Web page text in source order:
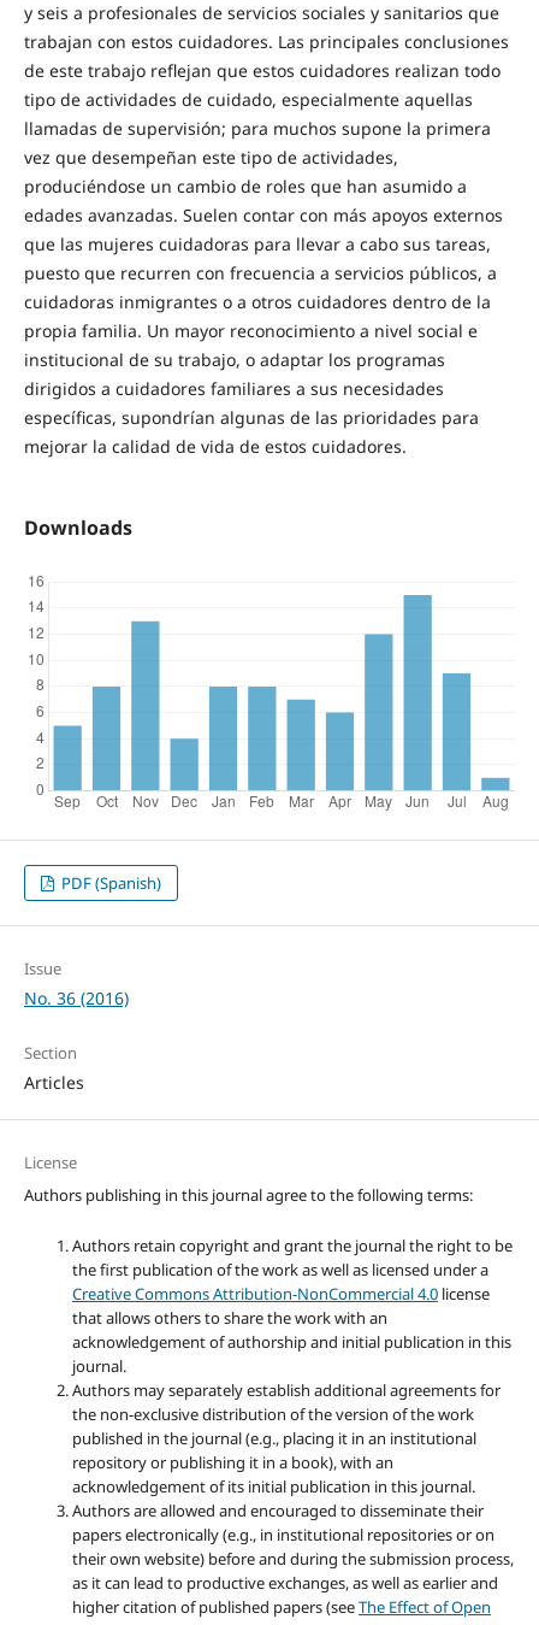
y seis a profesionales de servicios sociales y sanitarios que
trabajan con estos cuidadores. Las principales conclusiones
de este trabajo reflejan que estos cuidadores realizan todo
tipo de actividades de cuidado, especialmente aquellas
llamadas de supervisión; para muchos supone la primera
vez que desempeñan este tipo de actividades,
produciéndose un cambio de roles que han asumido a
edades avanzadas. Suelen contar con más apoyos externos
que las mujeres cuidadoras para llevar a cabo sus tareas,
puesto que recurren con frecuencia a servicios públicos, a
cuidadoras inmigrantes o a otros cuidadores dentro de la
propia familia. Un mayor reconocimiento a nivel social e
institucional de su trabajo, o adaptar los programas
dirigidos a cuidadores familiares a sus necesidades
específicas, supondrían algunas de las prioridades para
mejorar la calidad de vida de estos cuidadores.
Downloads
PDF (Spanish)
Issue
No. 36 (2016)
Section
Articles
License
Authors publishing in this journal agree to the following terms:
Authors retain copyright and grant the journal the right to be
the first publication of the work as well as licensed under a
Creative Commons Attribution-NonCommercial 4.0license
that allows others to share the work with an
acknowledgement of authorship and initial publication in this
journal.
Authors may separately establish additional agreements for
the non-exclusive distribution of the version of the work
published in the journal (e.g., placing it in an institutional
repository or publishing it in a book), with an
acknowledgement of its initial publication in this journal.
Authors are allowed and encouraged to disseminate their
papers electronically (e.g., in institutional repositories or on
their own website) before and during the submission process,
as it can lead to productive exchanges, as well as earlier and
higher citation of published papers (seeThe Effect of Open